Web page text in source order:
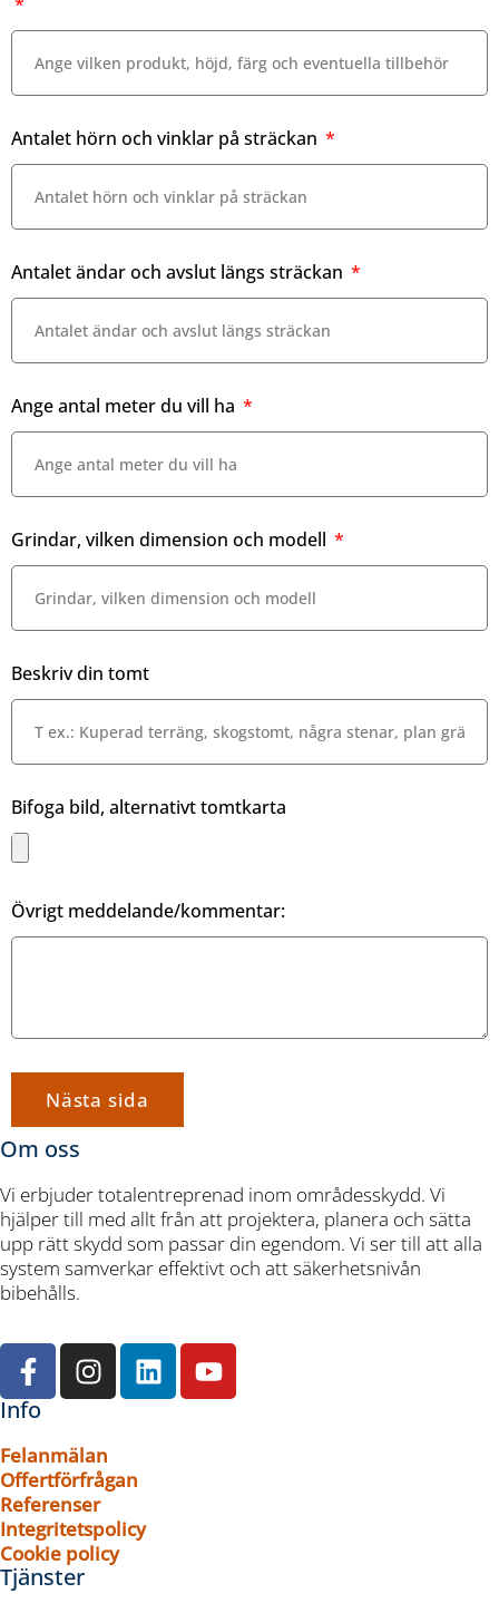
Antalet hörn och vinklar på sträckan
Antalet ändar och avslut längs sträckan
Ange antal meter du vill ha
Grindar, vilken dimension och modell
Beskriv din tomt
Bifoga bild, alternativt tomtkarta
Övrigt meddelande/kommentar:
Nästa sida
Om oss
Vi erbjuder totalentreprenad inom områdesskydd. Vi
hjälper till med allt från att projektera, planera och sätta
upp rätt skydd som passar din egendom. Vi ser till att alla
system samverkar effektivt och att säkerhetsnivån
bibehålls.
Info
Felanmälan
Offertförfrågan
Referenser
Integritetspolicy
Cookie policy
Tjänster